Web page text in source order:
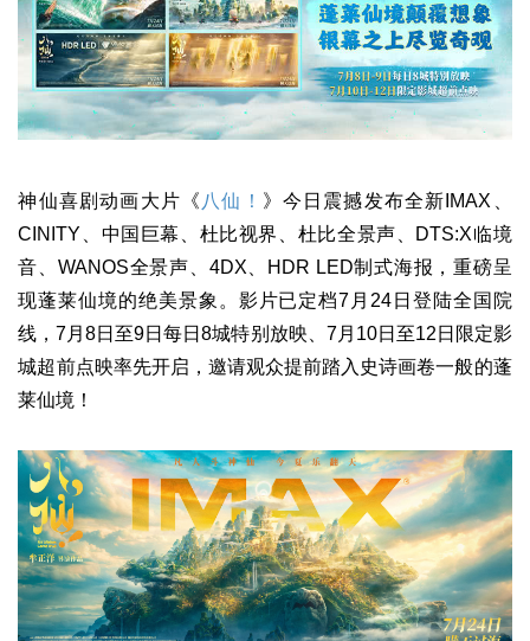
神仙喜剧动画大片《 八仙！ 》今日震撼发布全新IMAX、
CINITY、中国巨幕、杜比视界、杜比全景声、DTS:X临境
音、WANOS全景声、4DX、HDR LED制式海报，重磅呈
现蓬莱仙境的绝美景象。影片已定档7月24日登陆全国院
线，7月8日至9日每日8城特别放映、7月10日至12日限定影
城超前点映率先开启，邀请观众提前踏入史诗画卷一般的蓬
莱仙境！